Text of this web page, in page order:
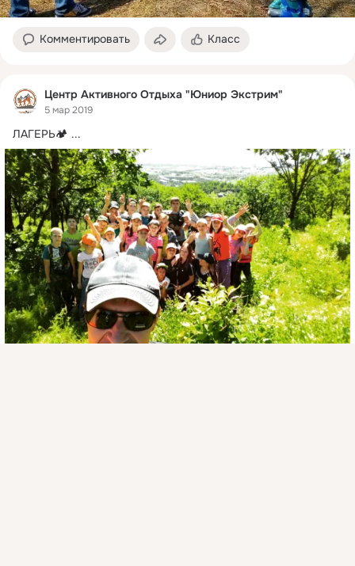
Комментировать Класс
Центр Активного Отдыха "Юниор Экстрим"
5 мар 2019
ЛАГЕРЬ🏕 ...